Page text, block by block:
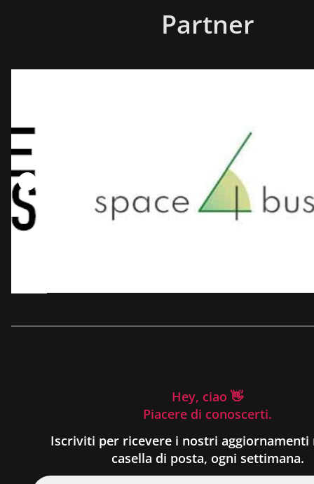
Partner
Hey, ciao 👋
Piacere di conoscerti.
Iscriviti per ricevere i nostri aggiornamenti
casella di posta, ogni settimana.